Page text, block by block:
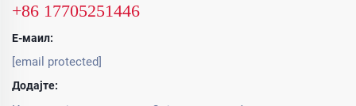
+86 17705251446
Е-маил:
[email protected]
Додајте: